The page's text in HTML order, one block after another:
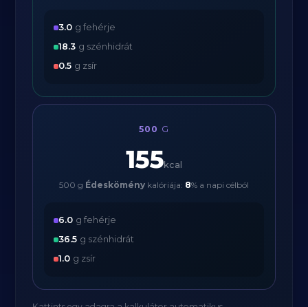
3.0 g fehérje
18.3 g szénhidrát
0.5 g zsír
500 G
155kcal
500 g Édeskömény kalóriája: 8% a napi célból
6.0 g fehérje
36.5 g szénhidrát
1.0 g zsír